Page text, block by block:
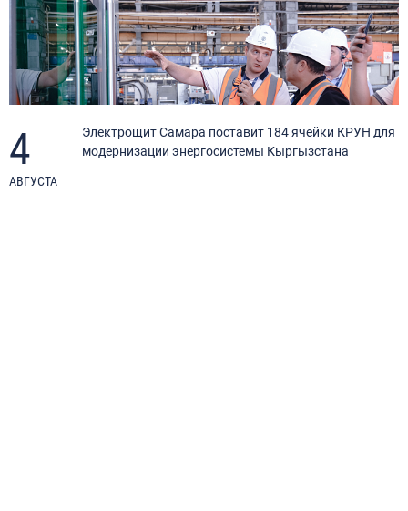
4
АВГУСТА
Электрощит Самара поставит 184 ячейки КРУН для
модернизации энергосистемы Кыргызстана